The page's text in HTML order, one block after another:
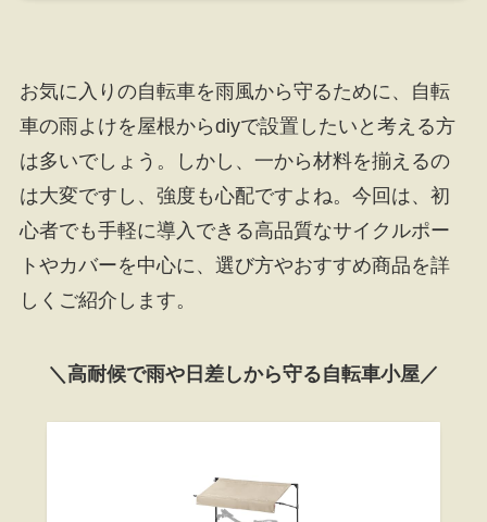
お気に入りの自転車を雨風から守るために、自転
車の雨よけを屋根からdiyで設置したいと考える方
は多いでしょう。しかし、一から材料を揃えるの
は大変ですし、強度も心配ですよね。今回は、初
心者でも手軽に導入できる高品質なサイクルポー
トやカバーを中心に、選び方やおすすめ商品を詳
しくご紹介します。
＼高耐候で雨や日差しから守る自転車小屋／